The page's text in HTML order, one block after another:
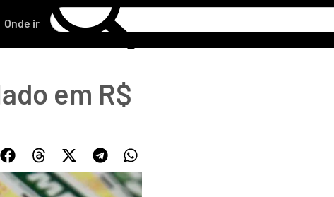
Onde ir
em R$